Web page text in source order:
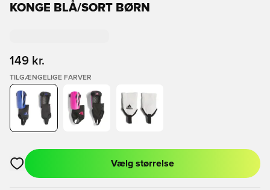
KONGE BLÅ/SORT BØRN
149 kr.
TILGÆNGELIGE FARVER
Åbner en Modal til at logge ind eller tilmelde dig som medlem
Vælg størrelse